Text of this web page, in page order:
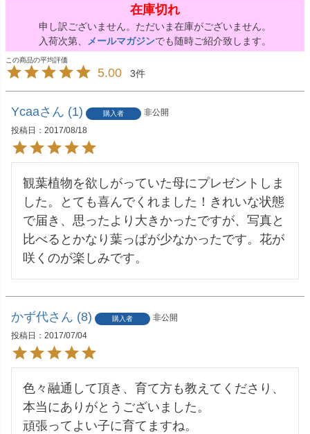
在庫切れ
申し訳ございません。ただいま在庫がございません。
入荷次第、 メールマガジンでも随時ご紹介致します。
5.00 3
Ycaa 1 購入者
非公開
投稿日
2017/08/18
観葉植物を欲しがっていた母にプレゼントしま
した。とても喜んでくれました！きれいな状態
で届き、思ったより大きかったですが、写真と
比べるとかなり葉っぱが少なかったです。花が
咲くのが楽しみです。
かず代 8 購入者
非公開
投稿日
2017/07/04
色々融通して頂き、育て方も教えてくださり、
本当にありがとうございました。
頑張ってよい子に育てますね。